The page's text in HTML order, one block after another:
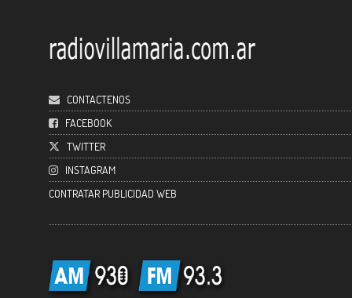
CONTACTENOS
FACEBOOK
TWITTER
INSTAGRAM
CONTRATAR PUBLICIDAD WEB